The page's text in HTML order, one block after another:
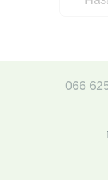
066